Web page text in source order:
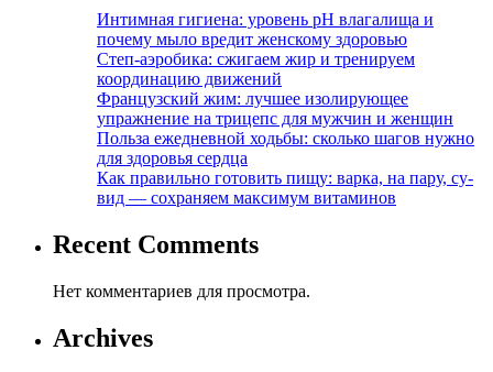
Интимная гигиена: уровень pH влагалища и
почему мыло вредит женскому здоровью
Степ-аэробика: сжигаем жир и тренируем
координацию движений
Французский жим: лучшее изолирующее
упражнение на трицепс для мужчин и женщин
Польза ежедневной ходьбы: сколько шагов нужно
для здоровья сердца
Как правильно готовить пищу: варка, на пару, су-
вид — сохраняем максимум витаминов
Recent Comments
Нет комментариев для просмотра.
Archives